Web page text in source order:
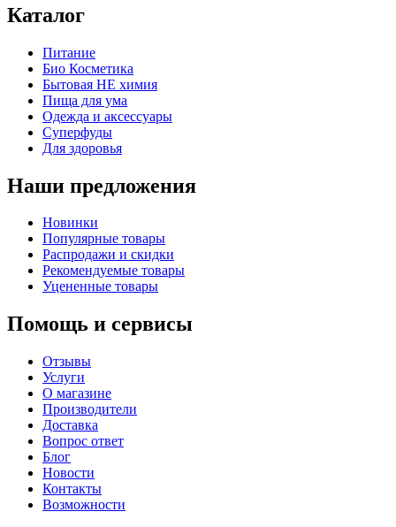
Каталог
Питание
Био Косметика
Бытовая НЕ химия
Пища для ума
Одежда и аксессуары
Суперфуды
Для здоровья
Наши предложения
Новинки
Популярные товары
Распродажи и скидки
Рекомендуемые товары
Уцененные товары
Помощь и сервисы
Отзывы
Услуги
О магазине
Производители
Доставка
Вопрос ответ
Блог
Новости
Контакты
Возможности